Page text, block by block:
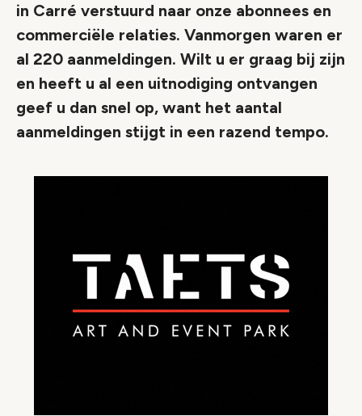
in Carré verstuurd naar onze abonnees en
commerciële relaties. Vanmorgen waren er
al 220 aanmeldingen. Wilt u er graag bij zijn
en heeft u al een uitnodiging ontvangen
geef u dan snel op, want het aantal
aanmeldingen stijgt in een razend tempo.